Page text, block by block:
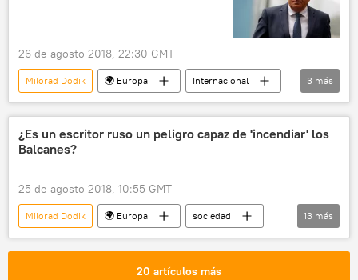
26 de agosto 2018, 22:30 GMT
Milorad Dodik 🌍 Europa
Internacional
República Srpska
OTAN noticias
3 más
¿Es un escritor ruso un peligro capaz de 'incendiar' los
Balcanes?
25 de agosto 2018, 10:55 GMT
Milorad Dodik 🌍 Europa
sociedad
🎭 Arte y cultura
Internacional
13 más
20 artículos más